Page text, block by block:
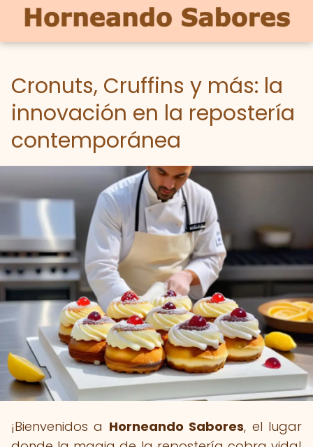
Cronuts, Cruffins y más: la
innovación en la repostería
contemporánea
¡Bienvenidos a Horneando Sabores, el lugar